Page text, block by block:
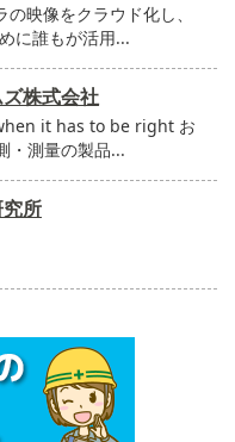
映像をクラウド化し、
に誰もが活用...
株式会社
it has to be right お
・測量の製品...
所